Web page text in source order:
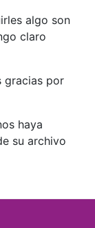
algo son
claro
gracias por
haya
su archivo